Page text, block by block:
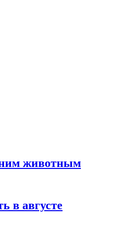
животным
в августе